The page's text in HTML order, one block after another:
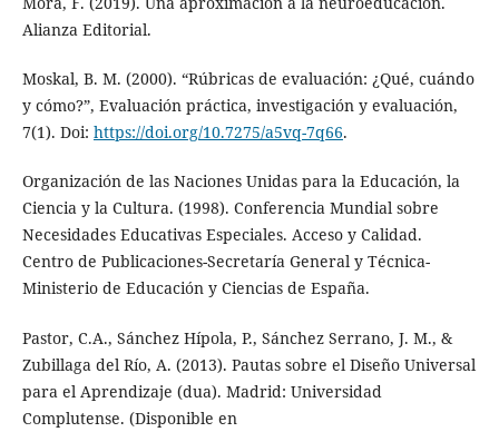
Alianza Editorial.
Moskal, B. M. (2000). “Rúbricas de evaluación: ¿Qué, cuándo
y cómo?”, Evaluación práctica, investigación y evaluación,
7(1). Doi: https://doi.org/10.7275/a5vq-7q66.
Organización de las Naciones Unidas para la Educación, la
Ciencia y la Cultura. (1998). Conferencia Mundial sobre
Necesidades Educativas Especiales. Acceso y Calidad.
Centro de Publicaciones-Secretaría General y Técnica-
Ministerio de Educación y Ciencias de España.
Pastor, C.A., Sánchez Hípola, P., Sánchez Serrano, J. M., &
Zubillaga del Río, A. (2013). Pautas sobre el Diseño Universal
para el Aprendizaje (dua). Madrid: Universidad
Complutense. (Disponible en